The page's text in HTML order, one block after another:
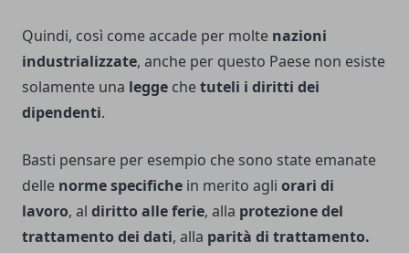
Quindi, così come accade per molte nazioni
industrializzate, anche per questo Paese non esiste
solamente una legge chetuteli i diritti dei
dipendenti.
Basti pensare per esempio che sono state emanate
delle norme specifiche in merito agli orari di
lavoro, al diritto alle ferie, alla protezione del
trattamento dei dati, alla parità di trattamento.